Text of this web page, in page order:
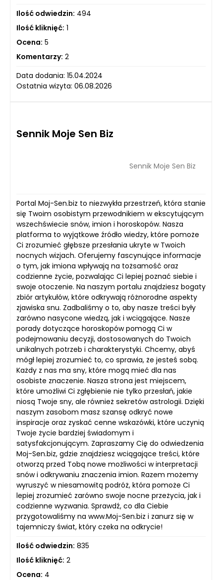
Ilość odwiedzin: 494
Ilość kliknięć: 1
Ocena: 5
Komentarzy: 2
Data dodania: 15.04.2024
Ostatnia wizyta: 06.08.2026
Sennik Moje Sen Biz
Sennik Moje Sen Biz
Portal Moj-Sen.biz to niezwykła przestrzeń, która stanie
się Twoim osobistym przewodnikiem w ekscytującym
wszechświecie snów, imion i horoskopów. Nasza
platforma to wyjątkowe źródło wiedzy, które pomoże
Ci zrozumieć głębsze przesłania ukryte w Twoich
nocnych wizjach. Oferujemy fascynujące informacje
o tym, jak imiona wpływają na tożsamość oraz
codzienne życie, pozwalając Ci lepiej poznać siebie i
swoje otoczenie. Na naszym portalu znajdziesz bogaty
zbiór artykułów, które odkrywają różnorodne aspekty
zjawiska snu. Zadbaliśmy o to, aby nasze treści były
zarówno nasycone wiedzą, jak i wciągające. Nasze
porady dotyczące horoskopów pomogą Ci w
podejmowaniu decyzji, dostosowanych do Twoich
unikalnych potrzeb i charakterystyki. Chcemy, abyś
mógł lepiej zrozumieć to, co sprawia, że jesteś sobą.
Każdy z nas ma sny, które mogą mieć dla nas
osobiste znaczenie. Nasza strona jest miejscem,
które umożliwi Ci zgłębienie nie tylko przesłań, jakie
niosą Twoje sny, ale również sekretów astrologii. Dzięki
naszym zasobom masz szansę odkryć nowe
inspiracje oraz zyskać cenne wskazówki, które uczynią
Twoje życie bardziej świadomym i
satysfakcjonującym. Zapraszamy Cię do odwiedzenia
Moj-Sen.biz, gdzie znajdziesz wciągające treści, które
otworzą przed Tobą nowe możliwości w interpretacji
snów i odkrywaniu znaczenia imion. Razem możemy
wyruszyć w niesamowitą podróż, która pomoże Ci
lepiej zrozumieć zarówno swoje nocne przeżycia, jak i
codzienne wyzwania. Sprawdź, co dla Ciebie
przygotowaliśmy na www.Moj-Sen.biz i zanurz się w
tajemniczy świat, który czeka na odkrycie!
Ilość odwiedzin: 835
Ilość kliknięć: 2
Ocena: 4